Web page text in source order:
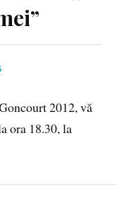
2012, vă
ora 18.30, la